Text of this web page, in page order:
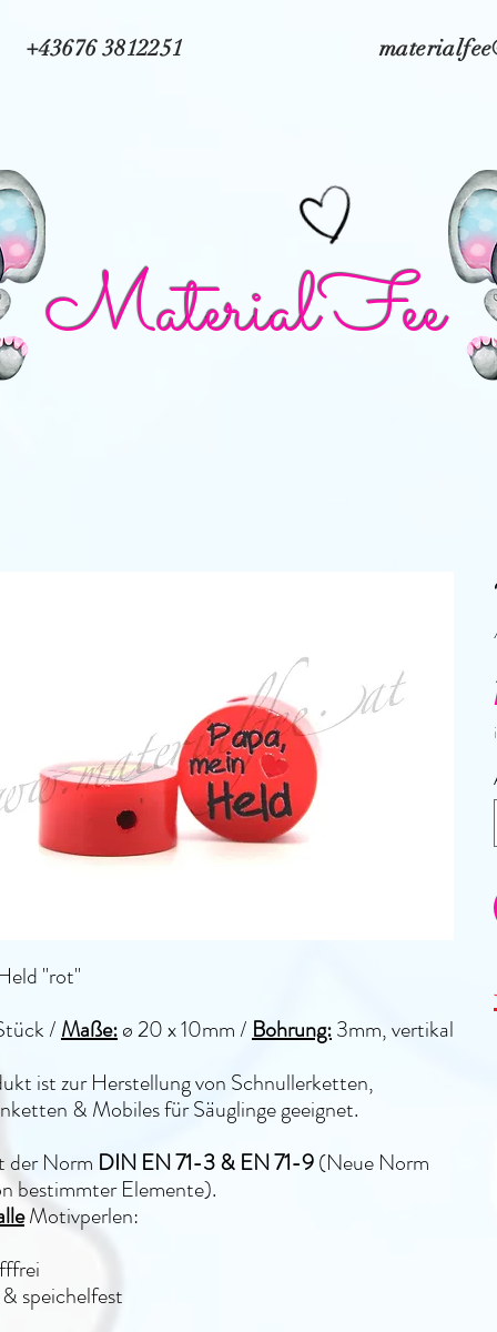
+43676 3812251
MaterialFee
"rot"
/Maße:ø 20 x 10mm /Bohrung:3mm, vertikal
ist zur Herstellung von Schnullerketten,
& Mobiles für Säuglinge geeignet.
der Norm DIN EN 71-3 & EN 71-9(Neue Norm
bestimmter Elemente).
Motivperlen:
speichelfest